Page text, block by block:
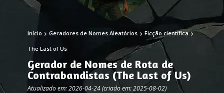
Início Geradores de Nomes Aleatórios Ficção científica
The Last of Us
Gerador de Nomes de Rota de
Contrabandistas (The Last of Us)
Atualizado em: 2026-04-24 (criado em: 2025-08-02)